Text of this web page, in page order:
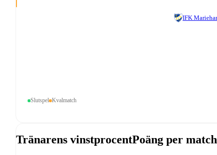
IFK
Slutspel Kvalmatch
Tränarens vinstprocentPoäng per match